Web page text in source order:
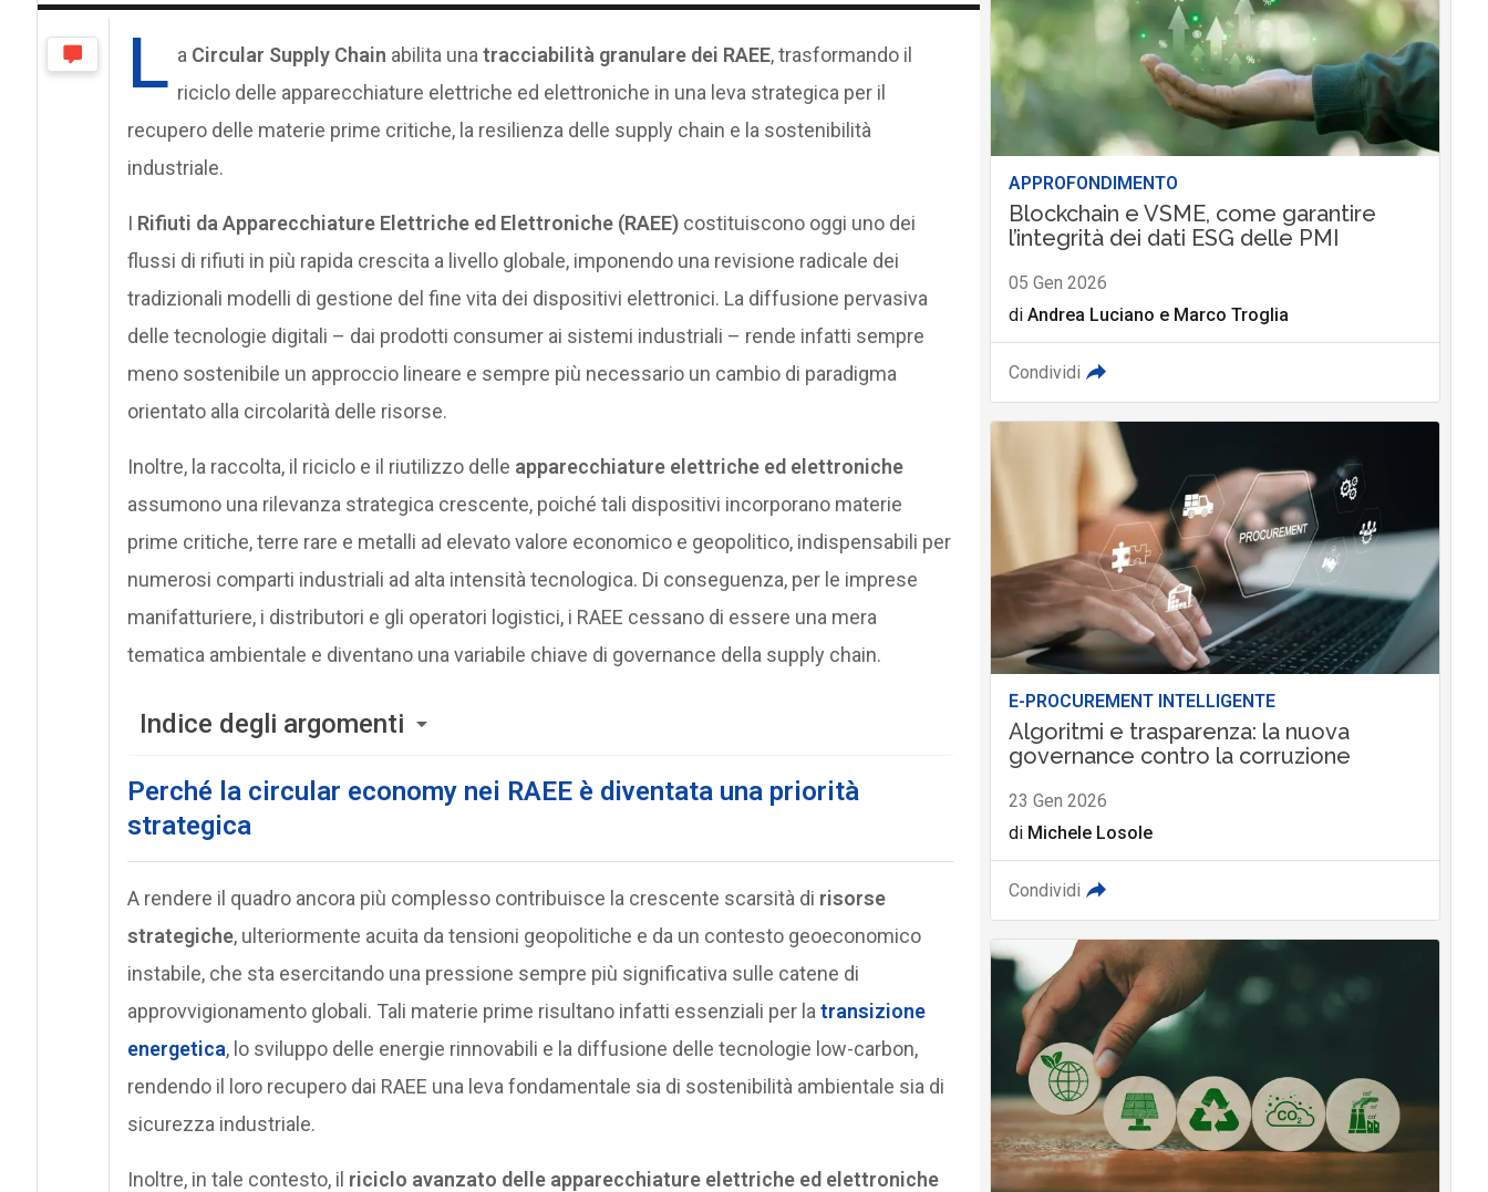
L a Circular Supply Chain abilita una tracciabilità granulare dei RAEE, trasformando il
riciclo delle apparecchiature elettriche ed elettroniche in una leva strategica per il
recupero delle materie prime critiche, la resilienza delle supply chain e la sostenibilità
industriale.
I Rifiuti da Apparecchiature Elettriche ed Elettroniche (RAEE)costituiscono oggi uno dei
flussi di rifiuti in più rapida crescita a livello globale, imponendo una revisione radicale dei
tradizionali modelli di gestione del fine vita dei dispositivi elettronici. La diffusione pervasiva
delle tecnologie digitali – dai prodotti consumer ai sistemi industriali – rende infatti sempre
meno sostenibile un approccio lineare e sempre più necessario un cambio di paradigma
orientato alla circolarità delle risorse.
Inoltre, la raccolta, il riciclo e il riutilizzo delle apparecchiature elettriche ed elettroniche
assumono una rilevanza strategica crescente, poiché tali dispositivi incorporano materie
prime critiche, terre rare e metalli ad elevato valore economico e geopolitico, indispensabili per
numerosi comparti industriali ad alta intensità tecnologica. Di conseguenza, per le imprese
manifatturiere, i distributori e gli operatori logistici, i RAEE cessano di essere una mera
tematica ambientale e diventano una variabile chiave di governance della supply chain.
Indice degli argomenti
Perché la circular economy nei RAEE è diventata una priorità
strategica
A rendere il quadro ancora più complesso contribuisce la crescente scarsità di risorse
strategiche, ulteriormente acuita da tensioni geopolitiche e da un contesto geoeconomico
instabile, che sta esercitando una pressione sempre più significativa sulle catene di
approvvigionamento globali. Tali materie prime risultano infatti essenziali per la transizione
energetica, lo sviluppo delle energie rinnovabili e la diffusione delle tecnologie low-carbon,
rendendo il loro recupero dai RAEE una leva fondamentale sia di sostenibilità ambientale sia di
sicurezza industriale.
Inoltre, in tale contesto, il riciclo avanzato delle apparecchiature elettriche ed elettroniche
APPROFONDIMENTO
Blockchain e VSME, come garantire
l’integrità dei dati ESG delle PMI
05 Gen 2026
di Andrea Luciano e Marco Troglia
Condividi
E-PROCUREMENT INTELLIGENTE
Algoritmi e trasparenza: la nuova
governance contro la corruzione
23 Gen 2026
di Michele Losole
Condividi